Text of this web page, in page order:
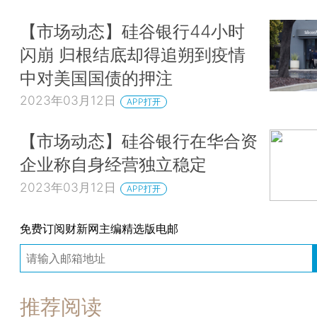
【市场动态】硅谷银行44小时
闪崩 归根结底却得追朔到疫情
中对美国国债的押注
2023年03月12日 APP打开
【市场动态】硅谷银行在华合资
企业称自身经营独立稳定
2023年03月12日 APP打开
免费订阅财新网主编精选版电邮
推荐阅读